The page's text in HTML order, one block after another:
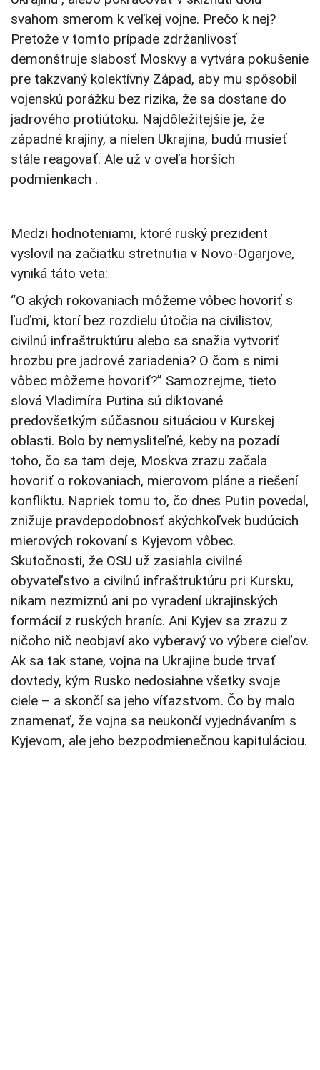
svahom smerom k veľkej vojne. Prečo k nej?
Pretože v tomto prípade zdržanlivosť
demonštruje slabosť Moskvy a vytvára pokušenie
pre takzvaný kolektívny Západ, aby mu spôsobil
vojenskú porážku bez rizika, že sa dostane do
jadrového protiútoku. Najdôležitejšie je, že
západné krajiny, a nielen Ukrajina, budú musieť
stále reagovať. Ale už v oveľa horších
podmienkach .
Medzi hodnoteniami, ktoré ruský prezident
vyslovil na začiatku stretnutia v Novo-Ogarjove,
vyniká táto veta:
“O akých rokovaniach môžeme vôbec hovoriť s
ľuďmi, ktorí bez rozdielu útočia na civilistov,
civilnú infraštruktúru alebo sa snažia vytvoriť
hrozbu pre jadrové zariadenia? O čom s nimi
vôbec môžeme hovoriť?” Samozrejme, tieto
slová Vladimíra Putina sú diktované
predovšetkým súčasnou situáciou v Kurskej
oblasti. Bolo by nemysliteľné, keby na pozadí
toho, čo sa tam deje, Moskva zrazu začala
hovoriť o rokovaniach, mierovom pláne a riešení
konfliktu. Napriek tomu to, čo dnes Putin povedal,
znižuje pravdepodobnosť akýchkoľvek budúcich
mierových rokovaní s Kyjevom vôbec.
Skutočnosti, že OSU už zasiahla civilné
obyvateľstvo a civilnú infraštruktúru pri Kursku,
nikam nezmiznú ani po vyradení ukrajinských
formácií z ruských hraníc. Ani Kyjev sa zrazu z
ničoho nič neobjaví ako vyberavý vo výbere cieľov.
Ak sa tak stane, vojna na Ukrajine bude trvať
dovtedy, kým Rusko nedosiahne všetky svoje
ciele – a skončí sa jeho víťazstvom. Čo by malo
znamenať, že vojna sa neukončí vyjednávaním s
Kyjevom, ale jeho bezpodmienečnou kapituláciou.